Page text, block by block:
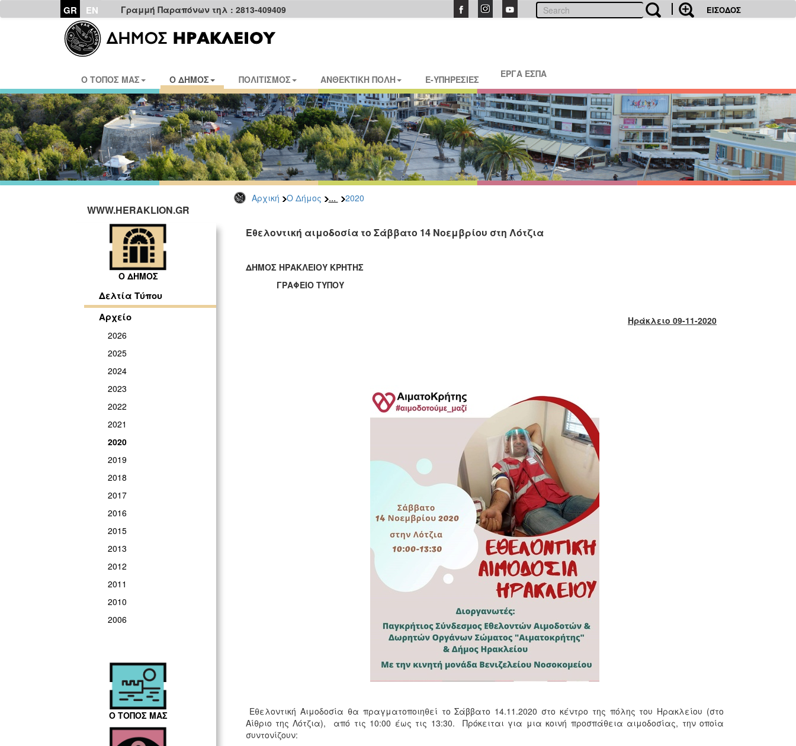
GR EN Γραμμή Παραπόνων τηλ : 2813-409409 ΕΙΣΟΔΟΣ
Ο ΤΟΠΟΣ ΜΑΣ Ο ΔΗΜΟΣ ΠΟΛΙΤΙΣΜΟΣ ΑΝΘΕΚΤΙΚΗ ΠΟΛΗ E-ΥΠΗΡΕΣΙΕΣ ΕΡΓΑ ΕΣΠΑ
Αρχική Ο Δήμος ... 2020
WWW.HERAKLION.GR
Ο ΔΗΜΟΣ
Δελτία Τύπου
Αρχείο
2026
2025
2024
2023
2022
2021
2020
2019
2018
2017
2016
2015
2013
2012
2011
2010
2006
Ο ΤΟΠΟΣ ΜΑΣ
Εθελοντική αιμοδοσία το Σάββατο 14 Νοεμβρίου στη Λότζια
ΔΗΜΟΣ ΗΡΑΚΛΕΙΟΥ ΚΡΗΤΗΣ
ΓΡΑΦΕΙΟ ΤΥΠΟΥ
Ηράκλειο 09-11-2020
Εθελοντική Αιμοδοσία θα πραγματοποιηθεί το Σάββατο 14.11.2020 στο κέντρο της πόλης του Ηρακλείου (στο
Αίθριο της Λότζια), από τις 10:00 έως τις 13:30. Πρόκειται για μια κοινή προσπάθεια αιμοδοσίας, την οποία
συντονίζουν: